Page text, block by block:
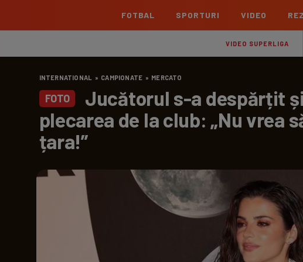
FOTBAL
Echipe Meciuri
Liga 2
Meciuri Clasament
TOATE ȘTIRILE
Echipe
Echipe
Echipe
Echipe
SPORTURI VIDEO
VIDEO SUPERLIGA
INTERNATIONAL » CAMPIONATE » MERCATO
FOTO
Jucătorul s-a despărțit
plecarea de la club: „Nu vrea
țara!”